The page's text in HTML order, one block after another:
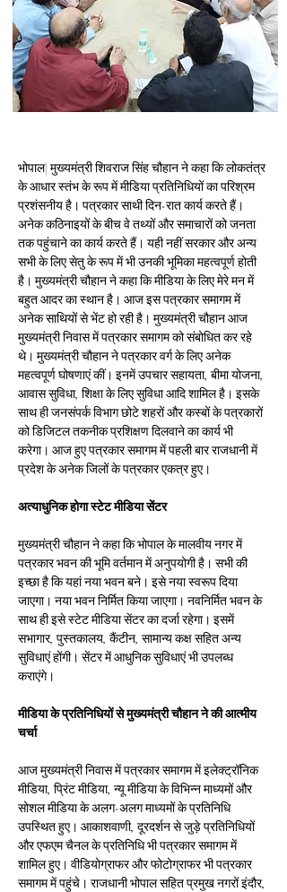
भोपाल| मुख्यमंत्री शिवराज सिंह चौहान ने कहा कि लोकतंत्र
के आधार स्तंभ के रूप में मीडिया प्रतिनिधियों का परिश्रम
प्रशंसनीय है। पत्रकार साथी दिन-रात कार्य करते हैं।
अनेक कठिनाइयों के बीच वे तथ्यों और समाचारों को जनता
तक पहुंचाने का कार्य करते हैं। यही नहीं सरकार और अन्य
सभी के लिए सेतु के रूप में भी उनकी भूमिका महत्वपूर्ण होती
है। मुख्यमंत्री चौहान ने कहा कि मीडिया के लिए मेरे मन में
बहुत आदर का स्थान है। आज इस पत्रकार समागम में
अनेक साथियों से भेंट हो रही है। मुख्यमंत्री चौहान आज
मुख्यमंत्री निवास में पत्रकार समागम को संबोधित कर रहे
थे। मुख्यमंत्री चौहान ने पत्रकार वर्ग के लिए अनेक
महत्वपूर्ण घोषणाएं कीं। इनमें उपचार सहायता, बीमा योजना,
आवास सुविधा, शिक्षा के लिए सुविधा आदि शामिल है। इसके
साथ ही जनसंपर्क विभाग छोटे शहरों और कस्बों के पत्रकारों
को डिजिटल तकनीक प्रशिक्षण दिलवाने का कार्य भी
करेगा। आज हुए पत्रकार समागम में पहली बार राजधानी में
प्रदेश के अनेक जिलों के पत्रकार एकत्र हुए।
अत्याधुनिक होगा स्टेट मीडिया सेंटर
मुख्यमंत्री चौहान ने कहा कि भोपाल के मालवीय नगर में
पत्रकार भवन की भूमि वर्तमान में अनुपयोगी है। सभी की
इच्छा है कि यहां नया भवन बने। इसे नया स्वरूप दिया
जाएगा। नया भवन निर्मित किया जाएगा। नवनिर्मित भवन के
साथ ही इसे स्टेट मीडिया सेंटर का दर्जा रहेगा। इसमें
सभागार, पुस्तकालय, कैंटीन, सामान्य कक्ष सहित अन्य
सुविधाएं होंगी। सेंटर में आधुनिक सुविधाएं भी उपलब्ध
कराएंगे।
मीडिया के प्रतिनिधियों से मुख्यमंत्री चौहान ने की आत्मीय
चर्चा
आज मुख्यमंत्री निवास में पत्रकार समागम में इलेक्ट्रॉनिक
मीडिया, प्रिंट मीडिया, न्यू मीडिया के विभिन्न माध्यमों और
सोशल मीडिया के अलग-अलग माध्यमों के प्रतिनिधि
उपस्थित हुए। आकाशवाणी, दूरदर्शन से जुड़े प्रतिनिधियों
और एफएम चैनल के प्रतिनिधि भी पत्रकार समागम में
शामिल हुए। वीडियोग्राफर और फोटोग्राफर भी पत्रकार
समागम में पहुंचे। राजधानी भोपाल सहित प्रमुख नगरों इंदौर,